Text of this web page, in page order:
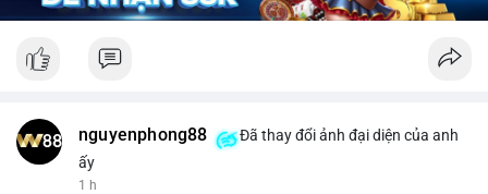
nguyenphong88
Đã thay đổi ảnh đại diện của anh
ấy
1 h